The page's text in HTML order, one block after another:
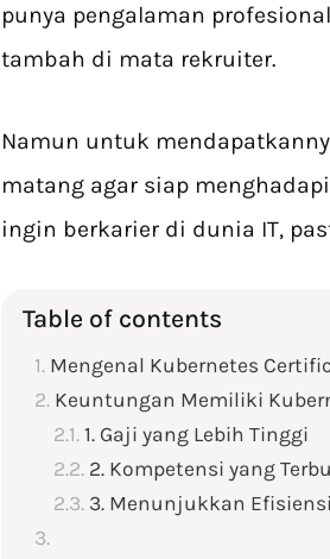
punya pengalaman
tambah di mata rekruiter.
Namun untuk
matang agar siap
ingin berkarier di dunia IT,
Table of contents
Mengenal Kubernetes
Keuntungan Memiliki
1. Gaji yang Lebih Tinggi
2. Kompetensi yang
3. Menunjukkan